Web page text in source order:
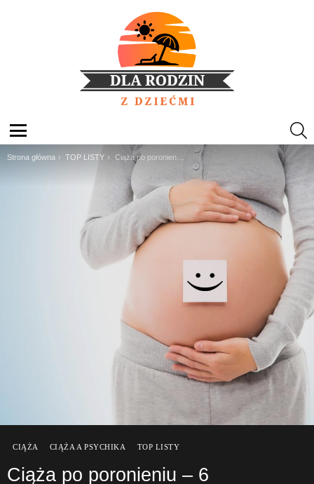
Menu
Jesteś tutaj:
Strona główna TOP LISTY Ciąża po poronieniu – 6 najważniejszych rad
CIĄŻA CIĄŻA A PSYCHIKA TOP LISTY
Ciąża po poronieniu – 6